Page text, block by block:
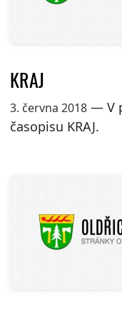
KRAJ
3. června 2018— V
časopisu KRAJ.